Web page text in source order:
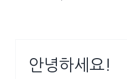
안녕하세요!